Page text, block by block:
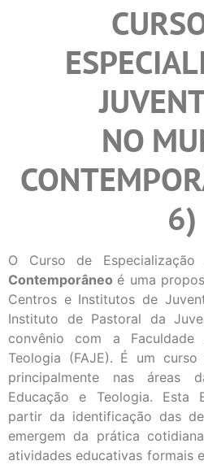
NO
6)
O Curso de Especialização
Contemporâneo é uma
Centros e Institutos de
Instituto de Pastoral da
convênio com a
Teologia (FAJE). É um curso
principalmente nas áreas
Educação e Teologia. Esta
partir da identificação das
emergem da prática
atividades educativas formais